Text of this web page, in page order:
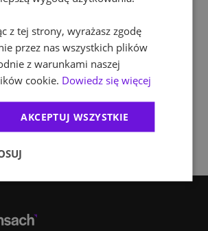
1
z tej strony, wyrażasz zgodę
przez nas wszystkich plików
z warunkami naszej
cookie. Dowiedz się więcej
AKCEPTUJ WSZYSTKIE